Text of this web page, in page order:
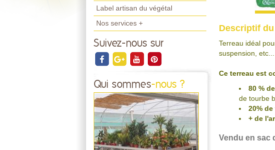
Label artisan du végétal
Nos services +
Suivez-nous sur
Qui sommes-nous ?
Descriptif
Terreau idéal
suspension,
Ce terreau est
80 %
de tourbe
20%
+ de
Vendu en sac